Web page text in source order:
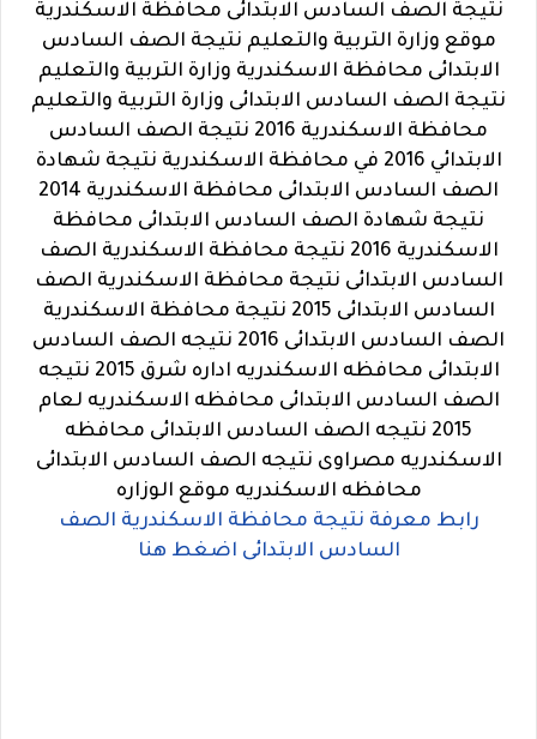
نتيجة الصف السادس الابتدائى محافظة الاسكندرية
موقع وزارة التربية والتعليم نتيجة الصف السادس
الابتدائى محافظة الاسكندرية وزارة التربية والتعليم
نتيجة الصف السادس الابتدائى وزارة التربية والتعليم
محافظة الاسكندرية 2016 نتيجة الصف السادس
الابتدائي 2016 في محافظة الاسكندرية نتيجة شهادة
الصف السادس الابتدائى محافظة الاسكندرية 2014
نتيجة شهادة الصف السادس الابتدائى محافظة
الاسكندرية 2016 نتيجة محافظة الاسكندرية الصف
السادس الابتدائى نتيجة محافظة الاسكندرية الصف
السادس الابتدائى 2015 نتيجة محافظة الاسكندرية
الصف السادس الابتدائى 2016 نتيجه الصف السادس
الابتدائى محافظه الاسكندريه اداره شرق 2015 نتيجه
الصف السادس الابتدائى محافظه الاسكندريه لعام
2015 نتيجه الصف السادس الابتدائى محافظه
الاسكندريه مصراوى نتيجه الصف السادس الابتدائى
محافظه الاسكندريه موقع الوزاره
رابط معرفة نتيجة محافظة الاسكندرية الصف
السادس الابتدائى اضغط هنا